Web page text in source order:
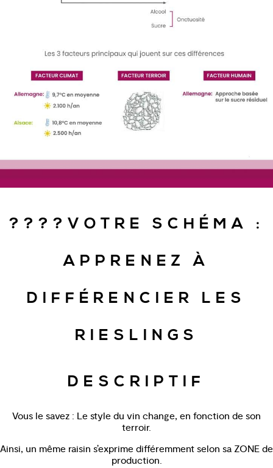
????VOTRE SCHÉMA :
APPRENEZ À
DIFFÉRENCIER LES
RIESLINGS
DESCRIPTIF
Vous le savez : Le style du vin change, en fonction de son
terroir.
Ainsi, un même raisin s’exprime différemment selon sa ZONE de
production.